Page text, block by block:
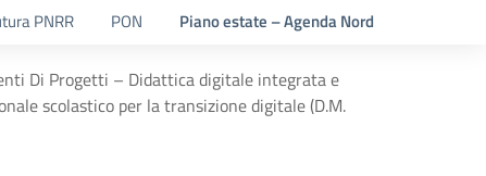
PNRR PON Piano estate – Agenda Nord
Di Progetti – Didattica digitale integrata e
scolastico per la transizione digitale (D.M.